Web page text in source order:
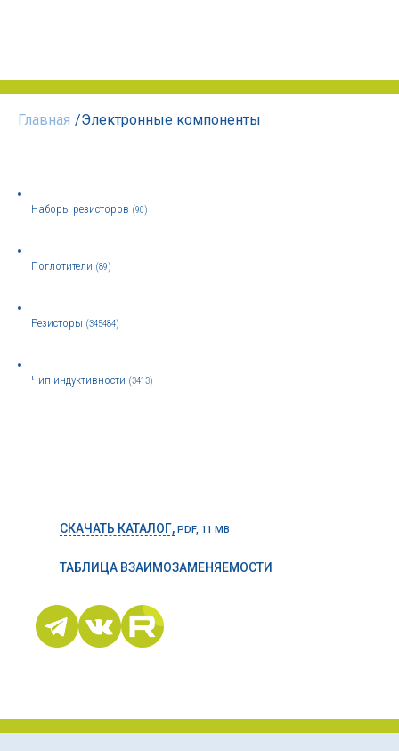
Главная /Электронные компоненты
Наборы резисторов (90)
Поглотители (89)
Резисторы (345484)
Чип-индуктивности (3413)
СКАЧАТЬ КАТАЛОГ, PDF, 11 MB
ТАБЛИЦА ВЗАИМОЗАМЕНЯЕМОСТИ